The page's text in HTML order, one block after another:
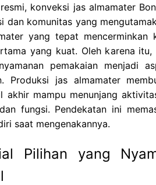
konveksi jas almamater
dan komunitas yang
yang tepat mencerminkan
yang kuat. Oleh karena
pemakaian menjadi
Produksi jas almamater
akhir mampu menunjang
fungsi. Pendekatan ini
saat mengenakannya.
Pilihan yang